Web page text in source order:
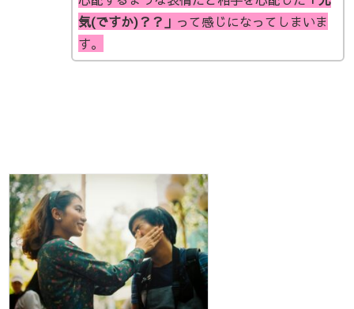
気(ですか)？？」 って感じになってしまいま
す。